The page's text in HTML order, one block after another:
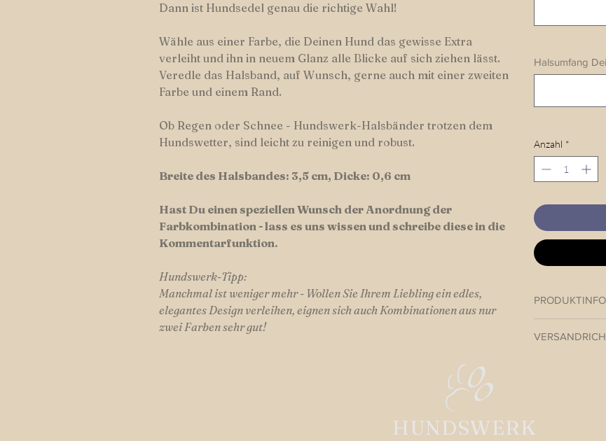
Dann ist Hundsedel genau die richtige Wahl!
Wähle aus einer Farbe, die Deinen Hund das gewisse Extra
verleiht und ihn in neuem Glanz alle Blicke auf sich ziehen lässt.
Veredle das Halsband, auf Wunsch, gerne auch mit einer zweiten
Farbe und einem Rand.
Ob Regen oder Schnee - Hundswerk-Halsbänder trotzen dem
Hundswetter, sind leicht zu reinigen und robust.
Breite des Halsbandes: 3,5 cm, Dicke: 0,6 cm
Hast Du einen speziellen Wunsch der Anordnung der
Farbkombination - lass es uns wissen und schreibe diese in die
Kommentarfunktion.
Hundswerk-Tipp:
Manchmal ist weniger mehr - Wollen Sie Ihrem Liebling ein edles,
elegantes Design verleihen, eignen sich auch Kombinationen aus nur
zwei Farben sehr gut!
Halsumfang
Anzahl *
PRODUKTINFO
HUNDSWERK